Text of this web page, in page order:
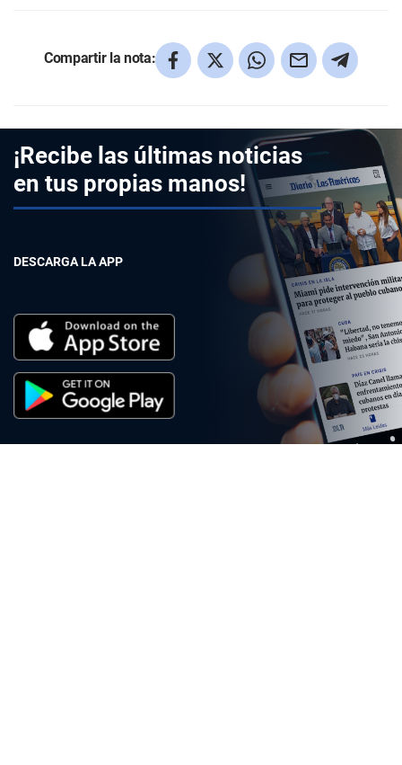
Compartir la nota:
¡Recibe las últimas noticias
en tus propias manos!
DESCARGA LA APP